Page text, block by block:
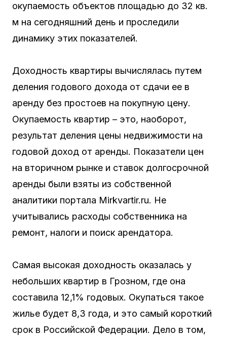
окупаемость объектов площадью до 32 кв.
м на сегодняшний день и проследили
динамику этих показателей.
Доходность квартиры вычислялась путем
деления годового дохода от сдачи ее в
аренду без простоев на покупную цену.
Окупаемость квартир – это, наоборот,
результат деления цены недвижимости на
годовой доход от аренды. Показатели цен
на вторичном рынке и ставок долгосрочной
аренды были взяты из собственной
аналитики портала Mirkvartir.ru. Не
учитывались расходы собственника на
ремонт, налоги и поиск арендатора.
Самая высокая доходность оказалась у
небольших квартир в Грозном, где она
составила 12,1% годовых. Окупаться такое
жилье будет 8,3 года, и это самый короткий
срок в Российской Федерации. Дело в том,